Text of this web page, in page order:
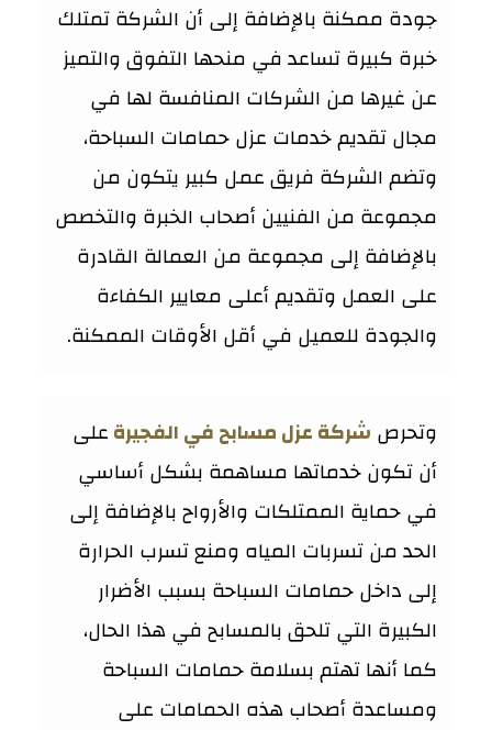
جودة ممكنة بالإضافة إلى أن الشركة تمتلك
خبرة كبيرة تساعد في منحها التفوق والتميز
عن غيرها من الشركات المنافسة لها في
مجال تقديم خدمات عزل حمامات السباحة،
وتضم الشركة فريق عمل كبير يتكون من
مجموعة من الفنيين أصحاب الخبرة والتخصص
بالإضافة إلى مجموعة من العمالة القادرة
على العمل وتقديم أعلى معايير الكفاءة
والجودة للعميل في أقل الأوقات الممكنة.
وتحرص شركة عزل مسابح في الفجيرةعلى
أن تكون خدماتها مساهمة بشكل أساسي
في حماية الممتلكات والأرواح بالإضافة إلى
الحد من تسربات المياه ومنع تسرب الحرارة
إلى داخل حمامات السباحة بسبب الأضرار
الكبيرة التي تلحق بالمسابح في هذا الحال،
كما أنها تهتم بسلامة حمامات السباحة
ومساعدة أصحاب هذه الحمامات على